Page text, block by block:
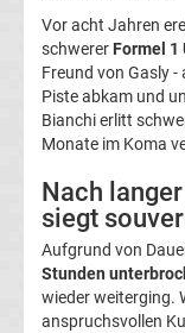
live
im
TV
Tabellen
Ergebnisse
International:
La
Vor acht Jahren
schwerer Formel 1
Freund von Gasly -
Piste abkam und
Bianchi erlitt
Monate im Koma
Nach
siegt
Aufgrund von
Stunden
wieder weiterging.
anspruchsvollen